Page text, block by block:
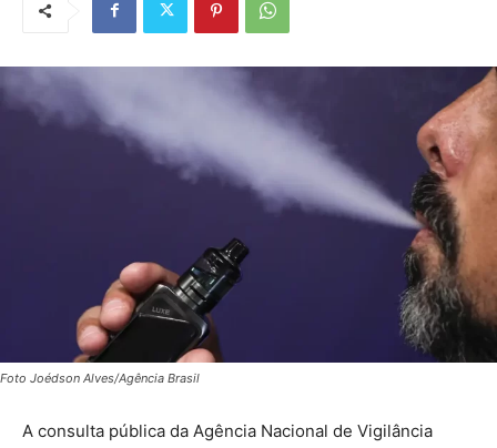
Foto Joédson Alves/Agência Brasil
A consulta pública da Agência Nacional de Vigilância